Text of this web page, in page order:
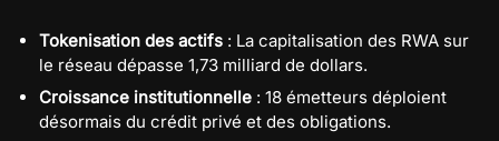
Tokenisation des actifs : La capitalisation des RWA sur
le réseau dépasse 1,73 milliard de dollars.
Croissance institutionnelle : 18 émetteurs déploient
désormais du crédit privé et des obligations.